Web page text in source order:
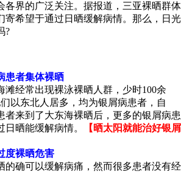
各界的广泛关注。据报道，三亚裸晒群体
寄希望于通过日晒缓解病情。那么，日光
?
患者集体裸晒
滩经常出现裸泳裸晒人群，少时100余
以东北人居多，均为银屑病患者，自
者来到了大东海裸晒后，更多的银屑病患
晒能缓解病情。
【晒太阳就能治好银屑
度裸晒危害
的确可以缓解病痛，然而很多患者没有经